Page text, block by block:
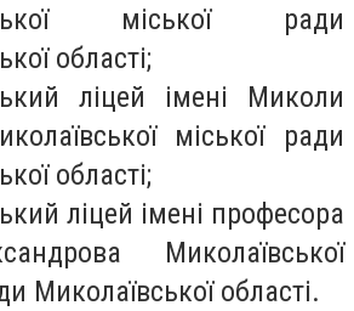
міської ради
області;
ліцей імені Миколи
міської ради
області;
ліцей імені професора
Миколаївської
Миколаївської області.